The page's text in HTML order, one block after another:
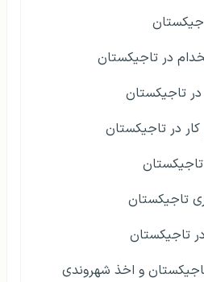
در تاجیکستان
تاجیکستان
در تاجیکستان
تاجیکستان
تاجیکستان
تاجیکستان
و اخذ شهروندی